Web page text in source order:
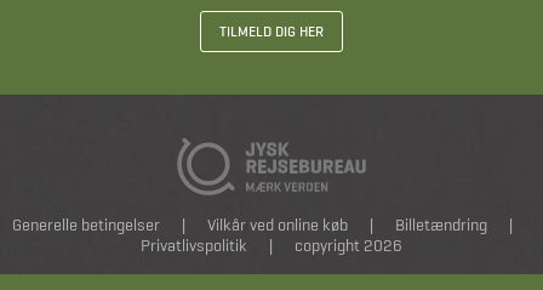
TILMELD DIG HER
Generelle betingelser | Vilkår ved online køb | Billetændring
|
Privatlivspolitik
| copyright 2026